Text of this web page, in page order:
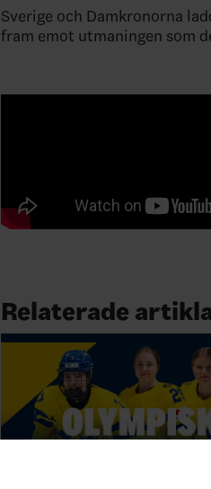
Sverige och Damkronorna
fram emot utmaningen som
Relaterade